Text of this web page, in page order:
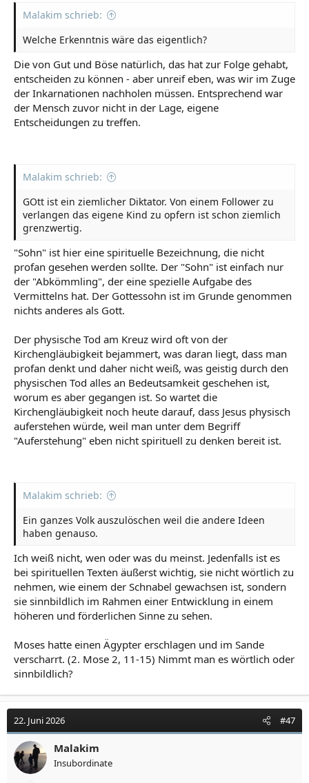
Malakim schrieb:
Welche Erkenntnis wäre das eigentlich?
Die von Gut und Böse natürlich, das hat zur Folge gehabt,
entscheiden zu können - aber unreif eben, was wir im Zuge
der Inkarnationen nachholen müssen. Entsprechend war
der Mensch zuvor nicht in der Lage, eigene
Entscheidungen zu treffen.
Malakim schrieb:
GOtt ist ein ziemlicher Diktator. Von einem Follower zu
verlangen das eigene Kind zu opfern ist schon ziemlich
grenzwertig.
"Sohn" ist hier eine spirituelle Bezeichnung, die nicht
profan gesehen werden sollte. Der "Sohn" ist einfach nur
der "Abkömmling", der eine spezielle Aufgabe des
Vermittelns hat. Der Gottessohn ist im Grunde genommen
nichts anderes als Gott.
Der physische Tod am Kreuz wird oft von der
Kirchengläubigkeit bejammert, was daran liegt, dass man
profan denkt und daher nicht weiß, was geistig durch den
physischen Tod alles an Bedeutsamkeit geschehen ist,
worum es aber gegangen ist. So wartet die
Kirchengläubigkeit noch heute darauf, dass Jesus physisch
auferstehen würde, weil man unter dem Begriff
"Auferstehung" eben nicht spirituell zu denken bereit ist.
Malakim schrieb:
Ein ganzes Volk auszulöschen weil die andere Ideen
haben genauso.
Ich weiß nicht, wen oder was du meinst. Jedenfalls ist es
bei spirituellen Texten äußerst wichtig, sie nicht wörtlich zu
nehmen, wie einem der Schnabel gewachsen ist, sondern
sie sinnbildlich im Rahmen einer Entwicklung in einem
höheren und förderlichen Sinne zu sehen.
Moses hatte einen Ägypter erschlagen und im Sande
verscharrt. (2. Mose 2, 11-15) Nimmt man es wörtlich oder
sinnbildlich?
22. Juni 2026 #47
Malakim
Insubordinate